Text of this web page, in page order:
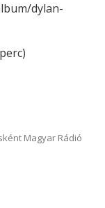
dylan-
Magyar Rádió